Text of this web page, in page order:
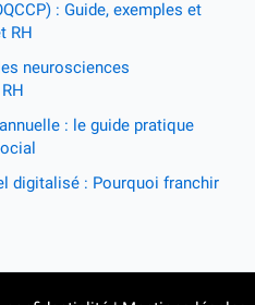
: Guide, exemples et
RH
neurosciences
: le guide pratique
digitalisé : Pourquoi franchir